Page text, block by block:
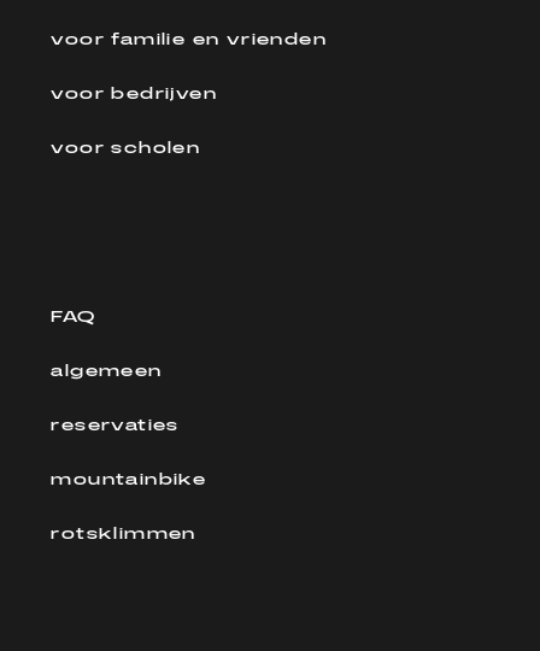
voor familie en vrienden
voor bedrijven
voor scholen
FAQ
algemeen
reservaties
mountainbike
rotsklimmen